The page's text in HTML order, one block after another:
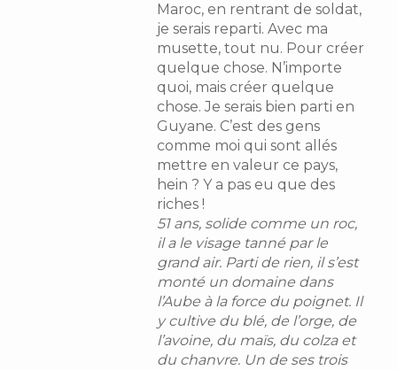
Maroc, en rentrant de soldat,
je serais reparti. Avec ma
musette, tout nu. Pour créer
quelque chose. N’importe
quoi, mais créer quelque
chose. Je serais bien parti en
Guyane. C’est des gens
comme moi qui sont allés
mettre en valeur ce pays,
hein ? Y a pas eu que des
riches !
51 ans, solide comme un roc,
il a le visage tanné par le
grand air. Parti de rien, il s’est
monté un domaine dans
l’Aube à la force du poignet. Il
y cultive du blé, de l’orge, de
l’avoine, du maïs, du colza et
du chanvre. Un de ses trois